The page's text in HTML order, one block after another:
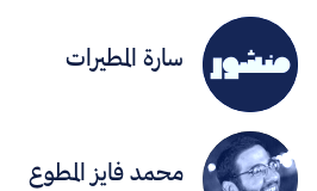
سارة المطيرات
محمد فايز المطوع